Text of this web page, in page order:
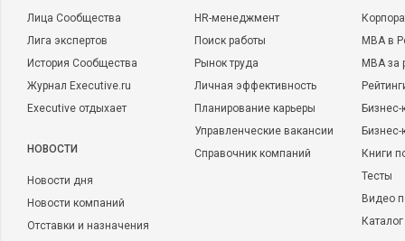
Лица Сообщества
Лига экспертов
История Сообщества
Журнал Executive.ru
Executive отдыхает
НОВОСТИ
Новости дня
Новости компаний
Отставки и назначения
HR-менеджмент
Поиск работы
Рынок труда
Личная эффективность
Планирование карьеры
Управленческие вакансии
Справочник компаний
MBA в
MBA
Бизнес-
Книги
Тесты
Видео